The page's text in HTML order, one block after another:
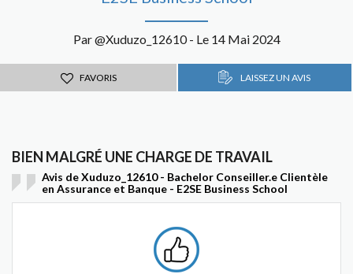
Par @Xuduzo_12610 - Le 14 Mai 2024
FAVORIS LAISSEZ UN AVIS
BIEN MALGRÉ UNE CHARGE DE TRAVAIL
Avis de Xuduzo_12610 - Bachelor Conseiller.e Clientèle
en Assurance et Banque - E2SE Business School